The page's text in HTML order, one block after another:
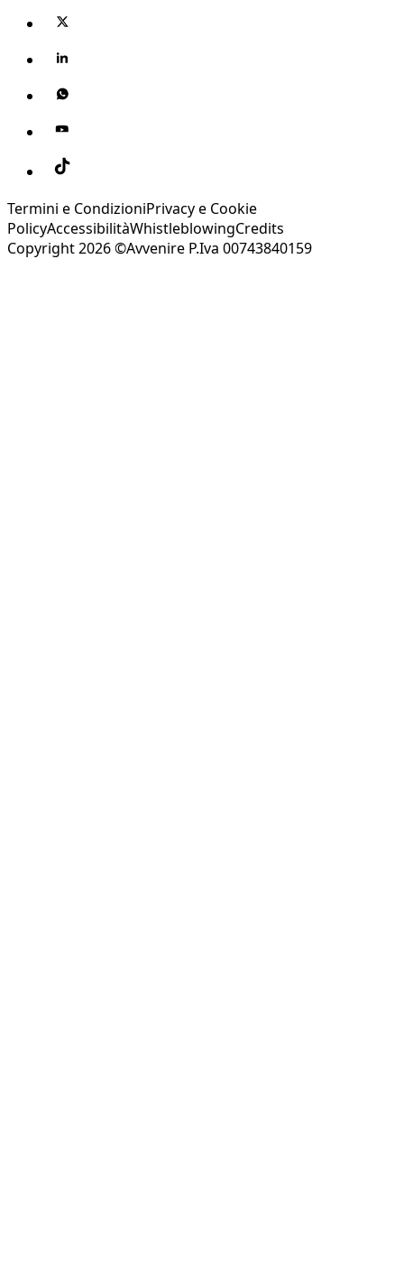
Termini e CondizioniPrivacy e Cookie
PolicyAccessibilitàWhistleblowingCredits
Copyright 2026 ©Avvenire P.Iva 00743840159